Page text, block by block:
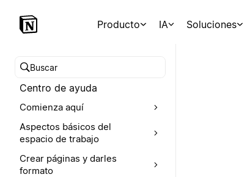
Producto IA Soluciones
Buscar en el Centro de ayuda
Centro de ayuda
Comienza aquí
Aspectos básicos del
espacio de trabajo
Crear páginas y darles
formato